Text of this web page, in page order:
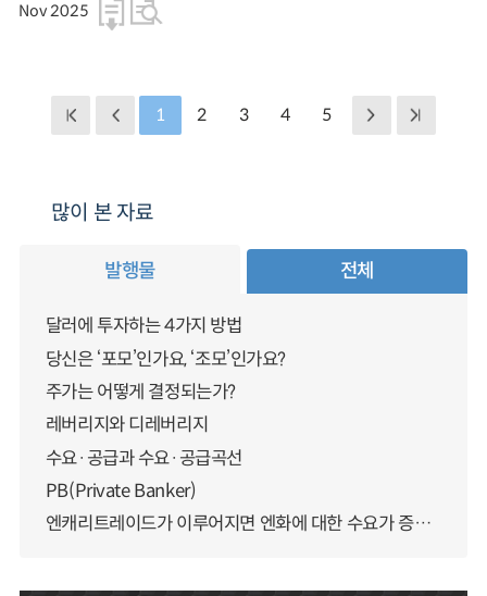
Nov 2025
1 2 3 4 5
많이 본 자료
발행물 전체
달러에 투자하는 4가지 방법
당신은 ‘포모’인가요, ‘조모’인가요?
주가는 어떻게 결정되는가?
레버리지와 디레버리지
수요·공급과 수요·공급곡선
PB(Private Banker)
엔캐리트레이드가 이루어지면 엔화에 대한 수요가 증가하지 않나요?